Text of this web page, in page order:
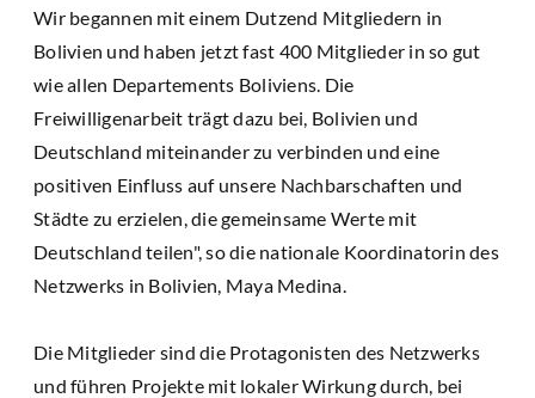
Wir begannen mit einem Dutzend Mitgliedern in
Bolivien und haben jetzt fast 400 Mitglieder in so gut
wie allen Departements Boliviens. Die
Freiwilligenarbeit trägt dazu bei, Bolivien und
Deutschland miteinander zu verbinden und eine
positiven Einfluss auf unsere Nachbarschaften und
Städte zu erzielen, die gemeinsame Werte mit
Deutschland teilen", so die nationale Koordinatorin des
Netzwerks in Bolivien, Maya Medina.
Die Mitglieder sind die Protagonisten des Netzwerks
und führen Projekte mit lokaler Wirkung durch, bei